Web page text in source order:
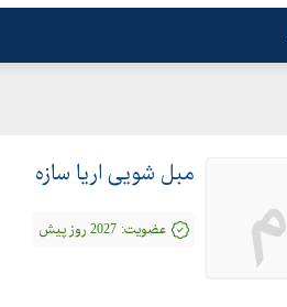
م مبل شویی اریا سازه
عضویت: 2027 روز پیش